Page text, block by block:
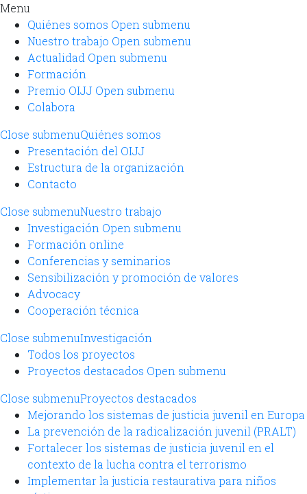
Menu
Quiénes somos Open submenu
Nuestro trabajo Open submenu
Actualidad Open submenu
Formación
Premio OIJJ Open submenu
Colabora
Close submenuQuiénes somos
Presentación del OIJJ
Estructura de la organización
Contacto
Close submenuNuestro trabajo
Investigación Open submenu
Formación online
Conferencias y seminarios
Sensibilización y promoción de valores
Advocacy
Cooperación técnica
Close submenuInvestigación
Todos los proyectos
Proyectos destacados Open submenu
Close submenuProyectos destacados
Mejorando los sistemas de justicia juvenil en Europa
La prevención de la radicalización juvenil (PRALT)
Fortalecer los sistemas de justicia juvenil en el
contexto de la lucha contra el terrorismo
Implementar la justicia restaurativa para niños